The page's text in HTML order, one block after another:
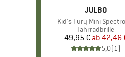
MARKE
JULBO
Artikel
Kid's Fury Mini
Produktgruppe
Fahrradbrille
Preis
49,95 € ab 42,46
5,0(1)